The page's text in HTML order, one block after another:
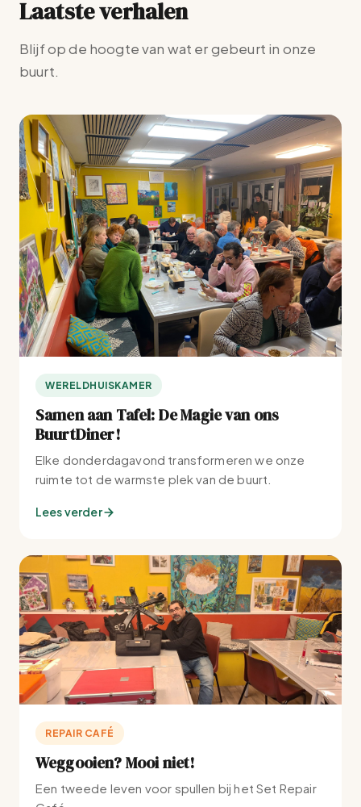
Laatste verhalen
Blijf op de hoogte van wat er gebeurt in onze
buurt.
WERELDHUISKAMER
Samen aan Tafel: De Magie van ons
BuurtDiner!
Elke donderdagavond transformeren we onze
ruimte tot de warmste plek van de buurt.
Lees verder
REPAIR CAFÉ
Weggooien? Mooi niet!
Een tweede leven voor spullen bij het Set Repair